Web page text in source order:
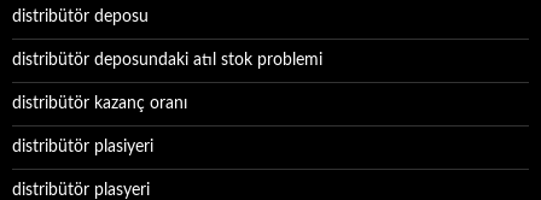
distribütör deposu
distribütör deposundaki atıl stok problemi
distribütör kazanç oranı
distribütör plasiyeri
distribütör plasyeri